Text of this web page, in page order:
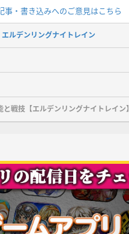
事・書き込みへのご意見はこちら
ルデンリングナイトレイン
戦技【エルデンリングナイトレイン】